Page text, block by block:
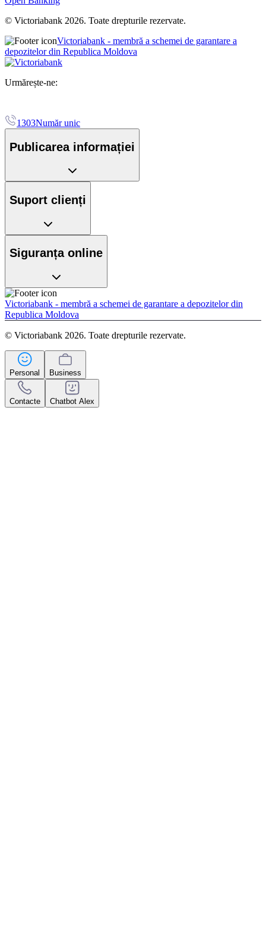
© Victoriabank 2026. Toate drepturile rezervate.
Victoriabank - membră a schemei de garantare a
depozitelor din Republica Moldova
Urmărește-ne:
1303Număr unic
Publicarea informației
Suport clienți
Siguranța online
Victoriabank - membră a schemei de garantare a depozitelor din
Republica Moldova
© Victoriabank 2026. Toate drepturile rezervate.
Personal Business
Contacte Chatbot Alex